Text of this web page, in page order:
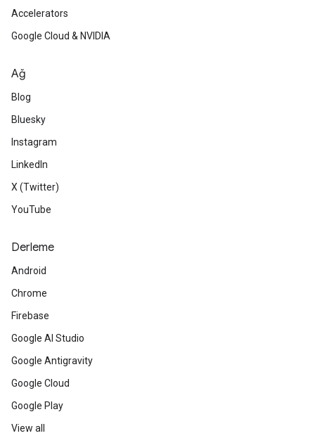
Accelerators
Google Cloud & NVIDIA
Ağ
Blog
Bluesky
Instagram
LinkedIn
X (Twitter)
YouTube
Derleme
Android
Chrome
Firebase
Google AI Studio
Google Antigravity
Google Cloud
Google Play
View all